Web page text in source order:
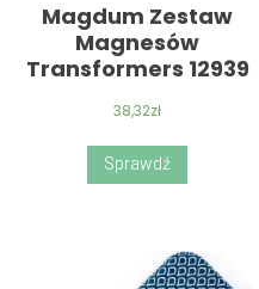
Magdum Zestaw
Magnesów
Transformers 12939
38,32zł
Sprawdź